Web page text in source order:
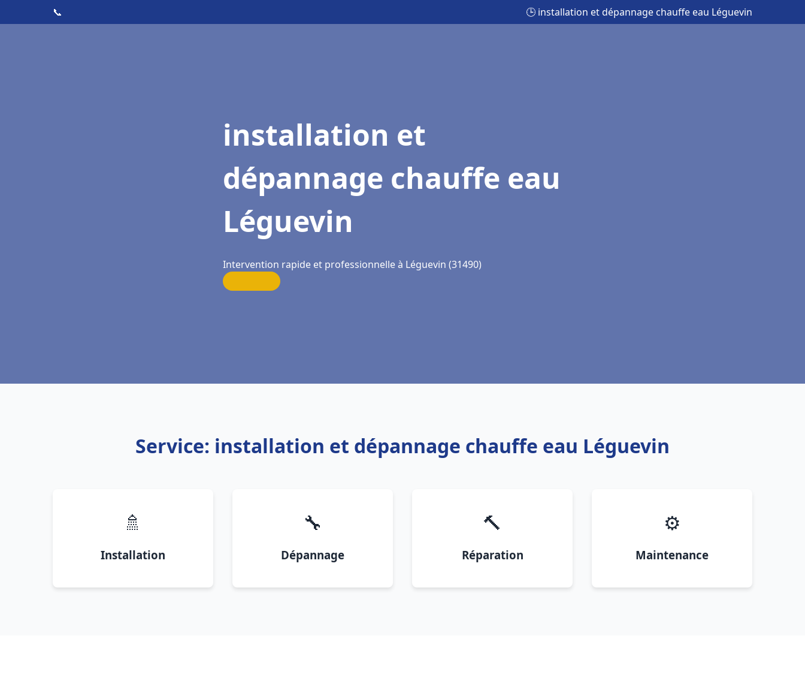
📞 🕒 installation et dépannage chauffe eau Léguevin
installation et
dépannage chauffe eau
Léguevin
Intervention rapide et professionnelle à Léguevin (31490)
Service: installation et dépannage chauffe eau Léguevin
🚿
Installation
🔧
Dépannage
🔨
Réparation
⚙️
Maintenance